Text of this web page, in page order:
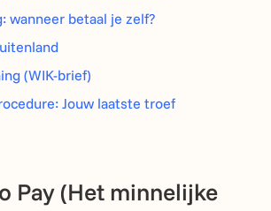
wanneer betaal je zelf?
(WIK-brief)
Jouw laatste troef
Pay (Het minnelijke